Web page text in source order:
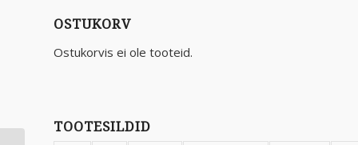
OSTUKORV
Ostukorvis ei ole tooteid.
TOOTESILDID